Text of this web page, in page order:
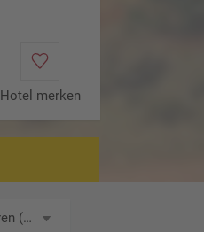
Hotel merken
Nach Preis sortieren (aufsteigend)